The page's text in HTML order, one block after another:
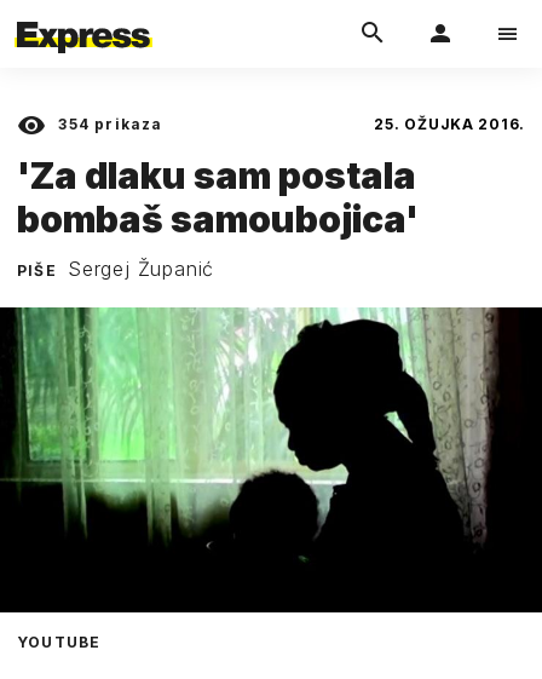
354 prikaza 25. OŽUJKA 2016.
'Za dlaku sam postala
bombaš samoubojica'
PIŠE Sergej Županić
YOUTUBE